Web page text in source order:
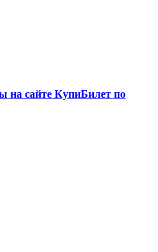
на сайте КупиБилет по